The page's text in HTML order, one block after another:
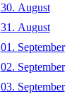
30. August
31. August
01. September
02. September
03. September